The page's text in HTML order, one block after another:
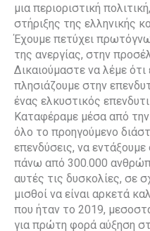
μια περιοριστική
στήριξης της ελληνικής
Έχουμε πετύχει
της ανεργίας, στην
Δικαιούμαστε να λέμε
πλησιάζουμε στην
ένας ελκυστικός
Καταφέραμε μέσα από
όλο το προηγούμενο
επενδύσεις, να
πάνω από 300.000
αυτές τις δυσκολίες, σε
μισθοί να είναι αρκετά
που ήταν το 2019,
για πρώτη φορά αύξηση